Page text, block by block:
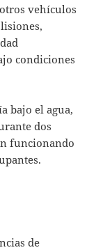
vehículos
condiciones
bajo el agua,
dos
funcionando
de